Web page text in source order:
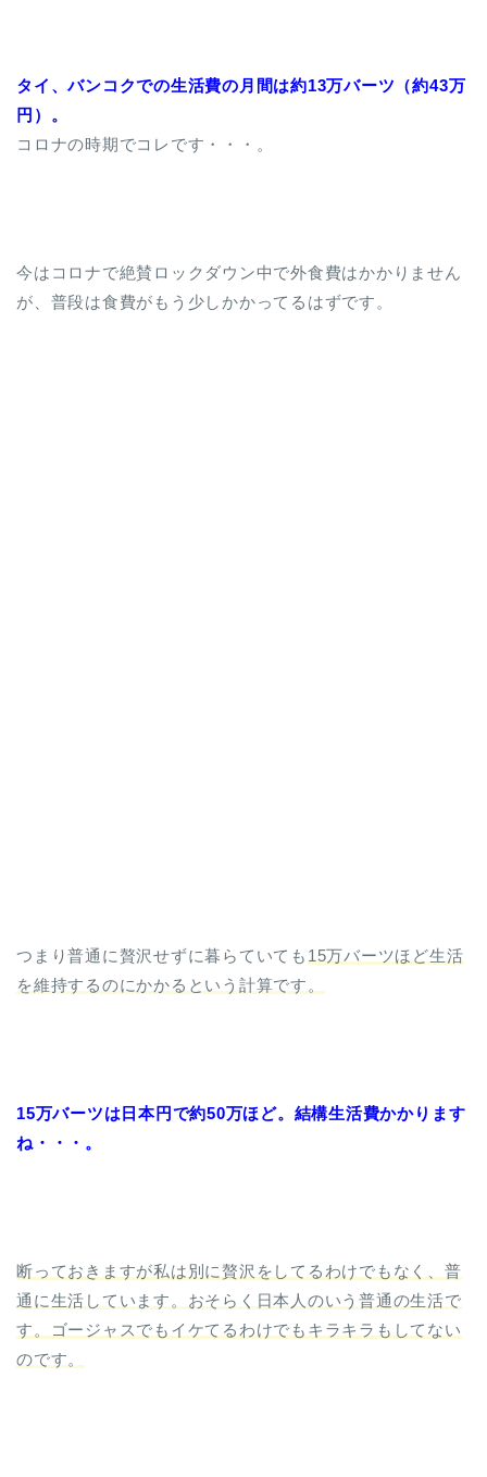
タイ、バンコクでの生活費の月間は約13万バーツ（約43万
円）。
コロナの時期でコレです・・・。
今はコロナで絶賛ロックダウン中で外食費はかかりません
が、普段は食費がもう少しかかってるはずです。
つまり普通に贅沢せずに暮らていても 15万バーツほど生活
を維持するのにかかるという計算です。
15万バーツは日本円で約50万ほど。結構生活費かかります
ね・・・。
断っておきますが私は別に贅沢をしてるわけでもなく、普
通に生活しています。おそらく日本人のいう普通の生活で
す。ゴージャスでもイケてるわけでもキラキラもしてない
のです。